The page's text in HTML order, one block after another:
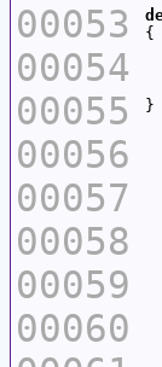
00053
00054
00055
00056
00057
00058
00059
00060